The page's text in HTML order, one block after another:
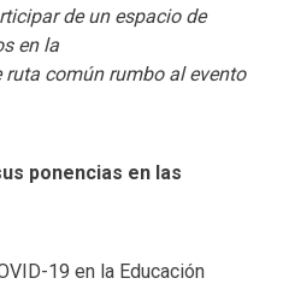
de un espacio de
en la
común rumbo al evento
ponencias en las
19 en la Educación